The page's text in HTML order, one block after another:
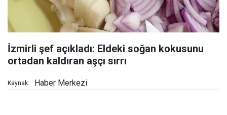
İzmirli şef açıkladı: Eldeki soğan kokusunu
ortadan kaldıran aşçı sırrı
Kaynak: Haber Merkezi